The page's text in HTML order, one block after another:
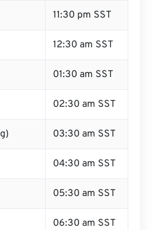
11:30 pm SST
12:30 am SST
01:30 am SST
02:30 am SST
03:30 am SST
04:30 am SST
05:30 am SST
06:30 am SST